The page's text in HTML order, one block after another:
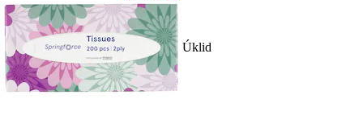
Úklid